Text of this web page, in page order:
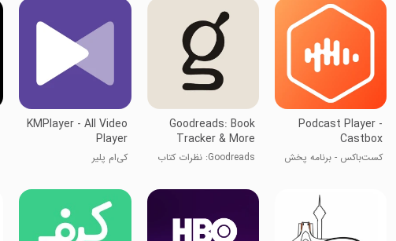
Podcast Player -
Castbox
کست‌باکس - برنامه پخش
Goodreads: Book
Tracker & More
Goodreads: نظرات کتاب
KMPlayer - All Video
Player
کی‌ام پلیر